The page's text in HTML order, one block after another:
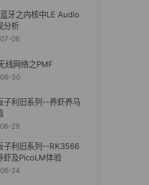
牙之内核中LE Audio
分析
06
线网络之PMF
30
子利旧系列--养虾养马
29
子利旧系列--RK3566
虾及PicoLM体验
24